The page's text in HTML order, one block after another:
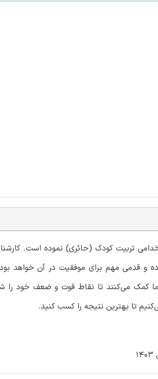
تربیت کودک (حائری) نموده است.
و قدمی مهم برای موفقیت در آن خواهد
کمک می‌کنند تا نقاط قوت و ضعف خود را
تا بهترین نتیجه را کسب کنید.